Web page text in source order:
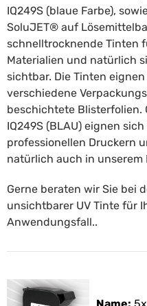
IQ249S (blaue Farbe),
SoluJET® auf
schnelltrocknende Tinten
Materialien und natürlich
sichtbar. Die Tinten
verschiedene
beschichtete Blisterfolien.
IQ249S (BLAU) eignen
professionellen Druckern
natürlich auch in
Gerne beraten wir Sie bei
unsichtbarer UV Tinte für
Anwendungsfall..
Name: